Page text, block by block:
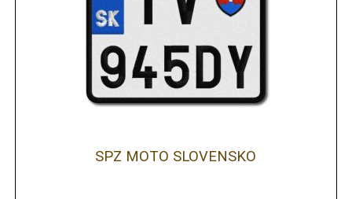
SPZ MOTO SLOVENSKO